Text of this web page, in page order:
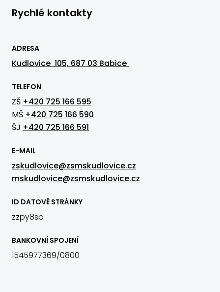
Rychlé kontakty
ADRESA
Kudlovice 105, 687 03 Babice
TELEFON
ZŠ +420 725 166 595
MŠ +420 725 166 590
ŠJ +420 725 166 591
E-MAIL
zskudlovice@zsmskudlovice.cz
mskudlovice@zsmskudlovice.cz
ID DATOVÉ STRÁNKY
zzpy8sb
BANKOVNÍ SPOJENÍ
1545977369/0800